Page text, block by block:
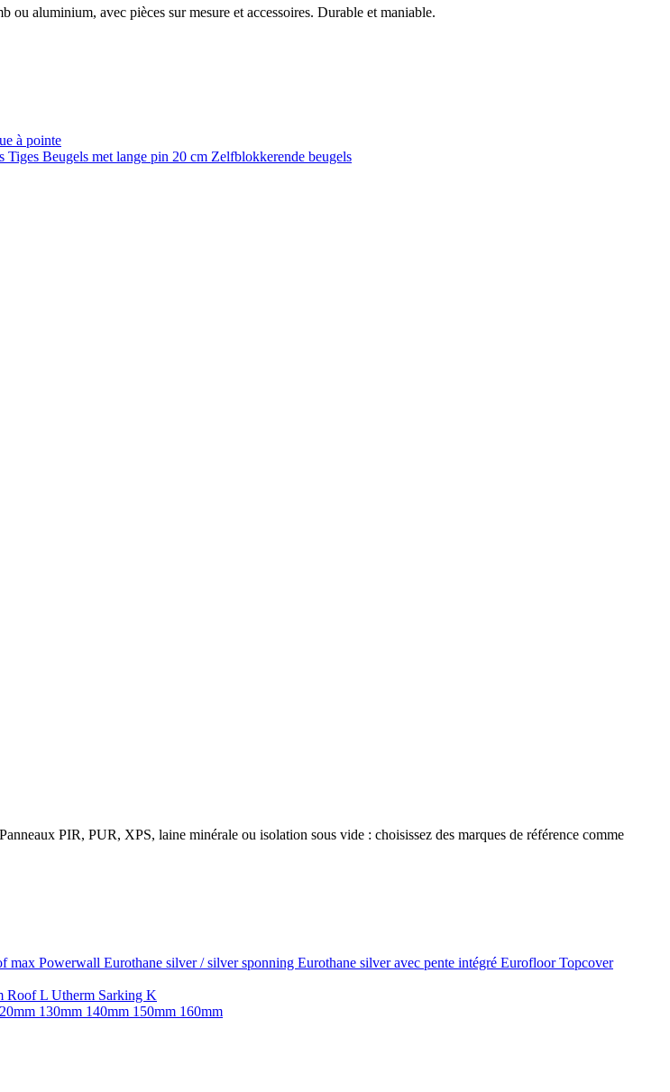
aluminium, avec pièces sur mesure et accessoires. Durable et maniable.
à pointe
Tiges Beugels met lange pin 20 cm Zelfblokkerende beugels
PIR, PUR, XPS, laine minérale ou isolation sous vide : choisissez des marques de référence comme
max Powerwall Eurothane silver / silver sponning Eurothane silver avec pente intégré EurofloorTopcover
Roof L Utherm Sarking K
130mm 140mm 150mm 160mm